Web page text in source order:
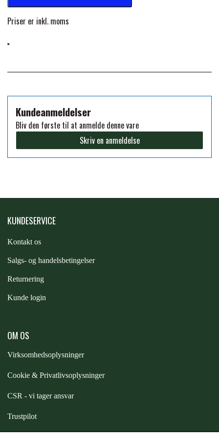
PREMIER EQUINE SADLER
PREMIER EQUINE SADELUNDERLAG
PREMIER EQUINE PADS
PREMIER EQUINE BENBESKYTTELSE
PREMIER EQUINE GROOMING & STALD
JACKS
PHARMACARE
PREMIER EQUINE
Priser er inkl. moms
Kundeanmeldelser
Bliv den første til at anmelde denne vare
Skriv en anmeldelse
KUNDESERVICE
Kontakt os
Salgs- og handelsbetingelser
Returnering
Kunde login
OM OS
Virksomhedsoplysninger
Cookie & Privatlivsoplysninger
CSR - vi tager ansvar
Trustpilot